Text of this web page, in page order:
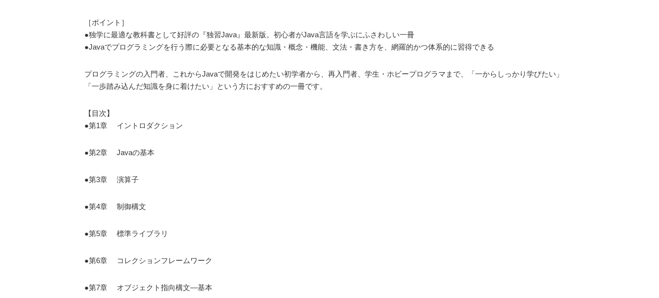
［ポイント］
●独学に最適な教科書として好評の『独習Java』最新版。初心者がJava言語を学ぶにふさわしい一冊
●Javaでプログラミングを行う際に必要となる基本的な知識・概念・機能、文法・書き方を、網羅的かつ体系的に習得できる
プログラミングの入門者、これからJavaで開発をはじめたい初学者から、再入門者、学生・ホビープログラマまで、「一からしっかり学びたい」
「一歩踏み込んだ知識を身に着けたい」という方におすすめの一冊です。
【目次】
●第1章 イントロダクション
●第2章 Javaの基本
●第3章 演算子
●第4章 制御構文
●第5章 標準ライブラリ
●第6章 コレクションフレームワーク
●第7章 オブジェクト指向構文―基本